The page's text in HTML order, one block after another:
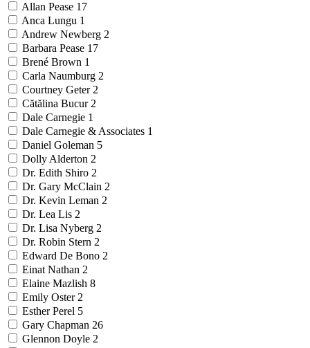
Allan Pease 17
Anca Lungu 1
Andrew Newberg 2
Barbara Pease 17
Brené Brown 1
Carla Naumburg 2
Courtney Geter 2
Cătălina Bucur 2
Dale Carnegie 1
Dale Carnegie & Associates 1
Daniel Goleman 5
Dolly Alderton 2
Dr. Edith Shiro 2
Dr. Gary McClain 2
Dr. Kevin Leman 2
Dr. Lea Lis 2
Dr. Lisa Nyberg 2
Dr. Robin Stern 2
Edward De Bono 2
Einat Nathan 2
Elaine Mazlish 8
Emily Oster 2
Esther Perel 5
Gary Chapman 26
Glennon Doyle 2